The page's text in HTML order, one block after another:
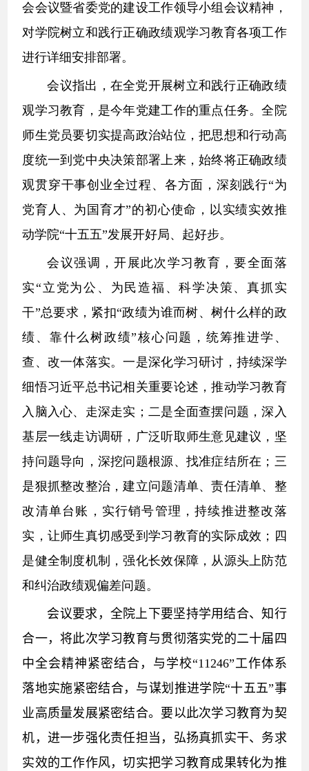
会会议暨省委党的建设工作领导小组会议精神，
对学院树立和践行正确政绩观学习教育各项工作
进行详细安排部署。
会议指出，在全党开展树立和践行正确政绩
观学习教育，是今年党建工作的重点任务。全院
师生党员要切实提高政治站位，把思想和行动高
度统一到党中央决策部署上来，始终将正确政绩
观贯穿干事创业全过程、各方面，深刻践行“为
党育人、为国育才”的初心使命，以实绩实效推
动学院“十五五”发展开好局、起好步。
会议强调，开展此次学习教育，要全面落
实“立党为公、为民造福、科学决策、真抓实
干”总要求，紧扣“政绩为谁而树、树什么样的政
绩、靠什么树政绩”核心问题，统筹推进学、
查、改一体落实。一是深化学习研讨，持续深学
细悟习近平总书记相关重要论述，推动学习教育
入脑入心、走深走实；二是全面查摆问题，深入
基层一线走访调研，广泛听取师生意见建议，坚
持问题导向，深挖问题根源、找准症结所在；三
是狠抓整改整治，建立问题清单、责任清单、整
改清单台账，实行销号管理，持续推进整改落
实，让师生真切感受到学习教育的实际成效；四
是健全制度机制，强化长效保障，从源头上防范
和纠治政绩观偏差问题。
会议要求，全院上下要坚持学用结合、知行
合一，将此次学习教育与贯彻落实党的二十届四
中全会精神紧密结合，与学校“11246”工作体系
落地实施紧密结合，与谋划推进学院“十五五”事
业高质量发展紧密结合。要以此次学习教育为契
机，进一步强化责任担当，弘扬真抓实干、务求
实效的工作作风，切实把学习教育成果转化为推